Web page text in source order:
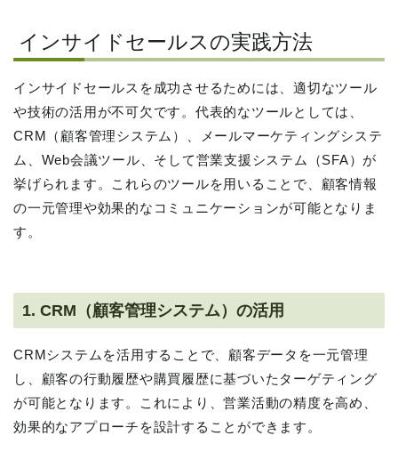
インサイドセールスの実践方法
インサイドセールスを成功させるためには、適切なツール
や技術の活用が不可欠です。代表的なツールとしては、
CRM（顧客管理システム）、メールマーケティングシステ
ム、Web会議ツール、そして営業支援システム（SFA）が
挙げられます。これらのツールを用いることで、顧客情報
の一元管理や効果的なコミュニケーションが可能となりま
す。
1. CRM（顧客管理システム）の活用
CRMシステムを活用することで、顧客データを一元管理
し、顧客の行動履歴や購買履歴に基づいたターゲティング
が可能となります。これにより、営業活動の精度を高め、
効果的なアプローチを設計することができます。